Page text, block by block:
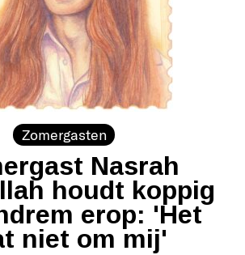
Zomergasten
Nasrah
houdt koppig
erop: 'Het
niet om mij'